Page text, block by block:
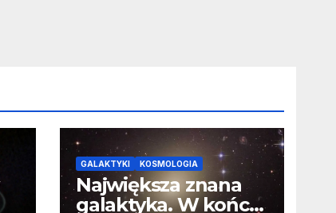
GALAKTYKI KOSMOLOGIA
Największa znana
galaktyka. W końcu